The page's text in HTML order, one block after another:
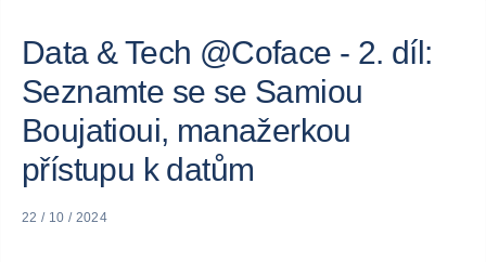
Data & Tech @Coface - 2. díl:
Seznamte se se Samiou
Boujatioui, manažerkou
přístupu k datům
22 / 10 / 2024